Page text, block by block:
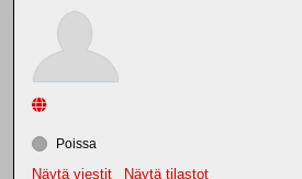
Poissa
Näytä viestit
Näytä tilastot